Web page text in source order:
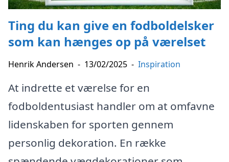
Ting du kan give en fodboldelsker
som kan hænges op på værelset
Henrik Andersen - 13/02/2025 - Inspiration
At indrette et værelse for en
fodboldentusiast handler om at omfavne
lidenskaben for sporten gennem
personlig dekoration. En række